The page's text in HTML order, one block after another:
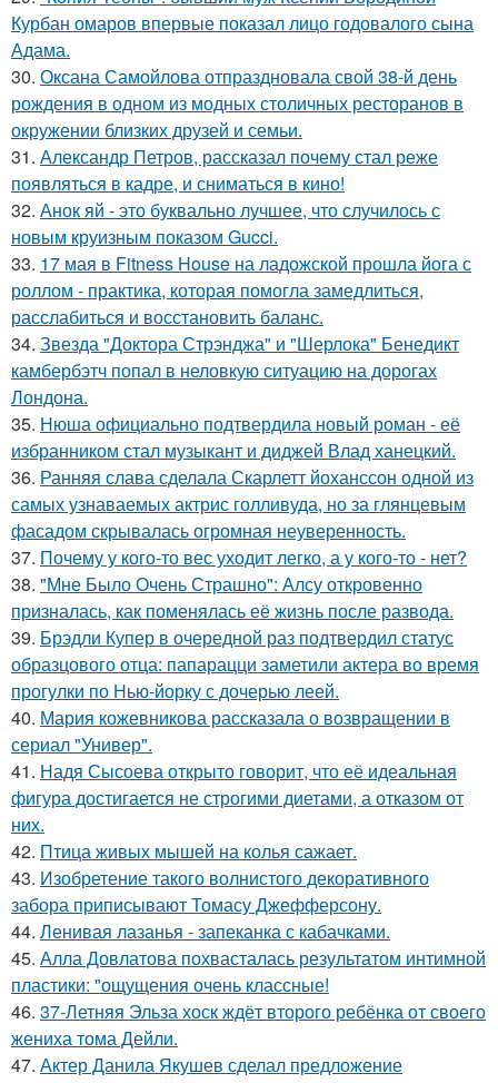
Курбан омаров впервые показал лицо годовалого сына
Адама.
30. Оксана Самойлова отпраздновала свой 38-й день
рождения в одном из модных столичных ресторанов в
окружении близких друзей и семьи.
31. Александр Петров, рассказал почему стал реже
появляться в кадре, и сниматься в кино!
32. Анок яй - это буквально лучшее, что случилось с
новым круизным показом Gucci.
33. 17 мая в Fitness House на ладожской прошла йога с
роллом - практика, которая помогла замедлиться,
расслабиться и восстановить баланс.
34. Звезда "Доктора Стрэнджа" и "Шерлока" Бенедикт
камбербэтч попал в неловкую ситуацию на дорогах
Лондона.
35. Нюша официально подтвердила новый роман - её
избранником стал музыкант и диджей Влад ханецкий.
36. Ранняя слава сделала Скарлетт йоханссон одной из
самых узнаваемых актрис голливуда, но за глянцевым
фасадом скрывалась огромная неуверенность.
37. Почему у кого-то вес уходит легко, а у кого-то - нет?
38. "Мне Было Очень Страшно": Алсу откровенно
призналась, как поменялась её жизнь после развода.
39. Брэдли Купер в очередной раз подтвердил статус
образцового отца: папарацци заметили актера во время
прогулки по Нью-йорку с дочерью леей.
40. Мария кожевникова рассказала о возвращении в
сериал "Универ".
41. Надя Сысоева открыто говорит, что её идеальная
фигура достигается не строгими диетами, а отказом от
них.
42. Птица живых мышей на колья сажает.
43. Изобретение такого волнистого декоративного
забора приписывают Томасу Джефферсону.
44. Ленивая лазанья - запеканка с кабачками.
45. Алла Довлатова похвасталась результатом интимной
пластики: "ощущения очень классные!
46. 37-Летняя Эльза хоск ждёт второго ребёнка от своего
жениха тома Дейли.
47. Актер Данила Якушев сделал предложение